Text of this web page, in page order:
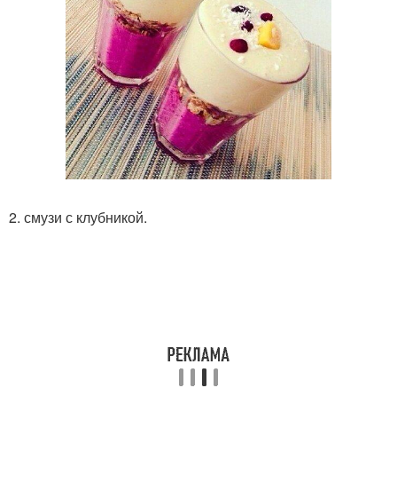
2. смузи с клубникой.